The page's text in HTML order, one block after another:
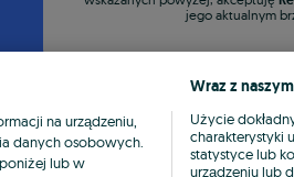
jego aktualnym
na urządzeniu,
danych osobowych.
lub w
Wraz z
Użycie
charakterystyki
statystyce lub
urządzeniu lub